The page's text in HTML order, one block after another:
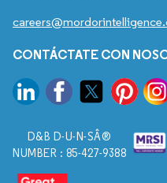
CONTÁCTATE CON
D&B D-U-N-SÂ®
NUMBER : 85-427-9388